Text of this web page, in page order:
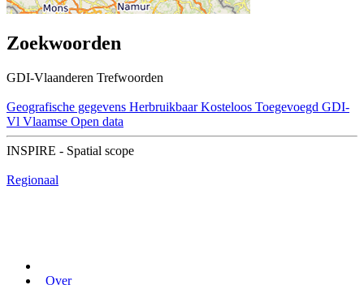
Zoekwoorden
GDI-Vlaanderen Trefwoorden
Geografische gegevens Herbruikbaar Kosteloos Toegevoegd GDI-
Vl Vlaamse Open data
INSPIRE - Spatial scope
Regionaal
Over